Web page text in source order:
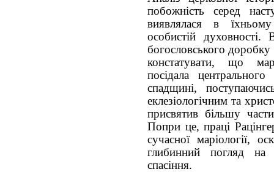
побожність серед
виявлялася в
особистій духовності.
богословського
констатувати, що
посідала
спадщині,
еклезіологічним та
присвятив більшу
Попри це, праці
сучасної маріології,
глибинний погляд на
спасіння.